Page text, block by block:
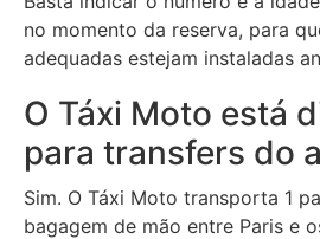
no momento da reserva, para
adequadas estejam instaladas
O Táxi Moto está
para transfers do
Sim. O Táxi Moto transporta 1
bagagem de mão entre Paris e